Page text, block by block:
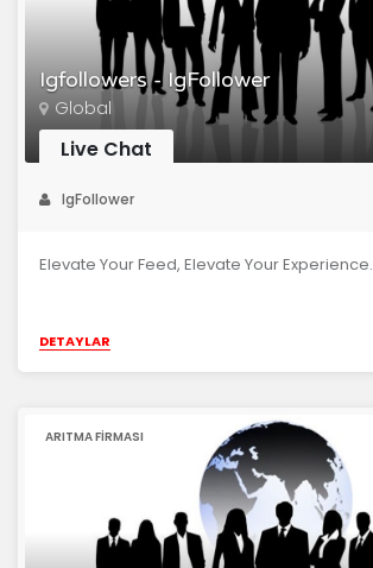
Igfollowers - IgFollower
Global
Live Chat
IgFollower
Elevate Your Feed, Elevate Your Experience.
DETAYLAR
ARITMA FIRMASI